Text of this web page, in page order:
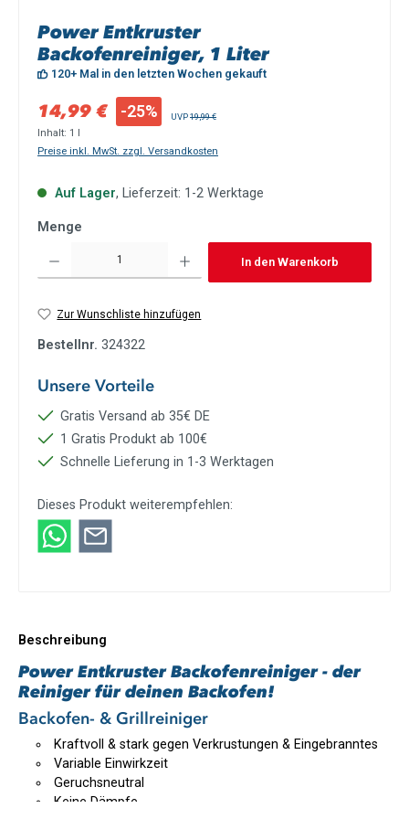
Power Entkruster
Backofenreiniger, 1 Liter
120+ Mal in den letzten Wochen gekauft
Verkaufspreis:
14,99 € -25% Regulärer Preis:
UVP19,99 €
Inhalt: 1 l
Preise inkl. MwSt. zzgl. Versandkosten
Auf Lager, Lieferzeit: 1-2 Werktage
Menge
Produkt Anzahl: Gib den gewünschten Wert ein oder benutze die Schaltflächen um die
In den Warenkorb
Zur Wunschliste hinzufügen
Bestellnr. 324322
Unsere Vorteile
Gratis Versand ab 35€ DE
1 Gratis Produkt ab 100€
Schnelle Lieferung in 1-3 Werktagen
Dieses Produkt weiterempfehlen:
Beschreibung
Power Entkruster Backofenreiniger - der
Reiniger für deinen Backofen!
Backofen- & Grillreiniger
Kraftvoll & stark gegen Verkrustungen & Eingebranntes
Variable Einwirkzeit
Geruchsneutral
Keine Dämpfe